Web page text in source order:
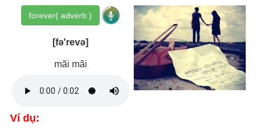
forever( adverb )
[fə'revə]
mãi mãi
Ví dụ: